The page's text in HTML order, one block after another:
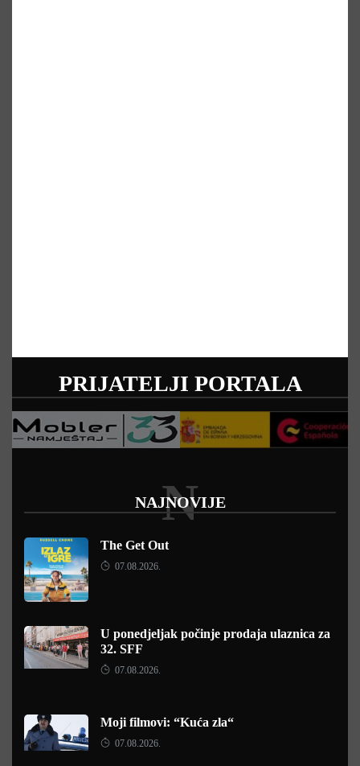
PRIJATELJI PORTALA
NAJNOVIJE
N
The Get Out
07.08.2026.
U ponedjeljak počinje prodaja ulaznica za
32. SFF
07.08.2026.
Moji filmovi: “Kuća zla“
07.08.2026.